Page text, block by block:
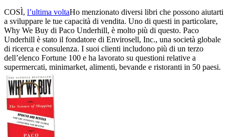
COSÌ, l’ultima voltaHo menzionato diversi libri che possono aiutarti
a sviluppare le tue capacità di vendita. Uno di questi in particolare,
Why We Buy di Paco Underhill, è molto più di questo. Paco
Underhill è stato il fondatore di Envirosell, Inc., una società globale
di ricerca e consulenza. I suoi clienti includono più di un terzo
dell’elenco Fortune 100 e ha lavorato su questioni relative a
supermercati, minimarket, alimenti, bevande e ristoranti in 50 paesi.